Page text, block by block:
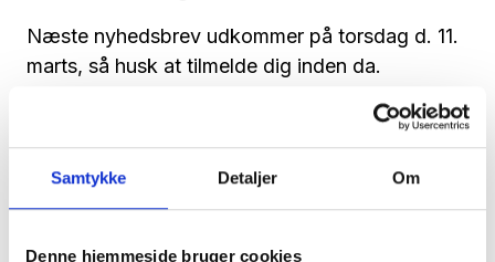
Samtykke Detaljer Om
Denne hjemmeside bruger cookies
Næste nyhedsbrev udkommer på torsdag d. 11.
marts, så husk at tilmelde dig inden da.